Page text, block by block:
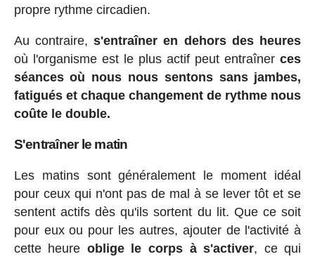
propre rythme circadien.
Au contraire,s'entraîner en dehors des heures
où l'organisme est le plus actif peut entraînerces
séances où nous nous sentons sans jambes,
fatigués et chaque changement de rythme nous
coûte le double.
S'entraîner le matin
Les matins sont généralement le moment idéal
pour ceux qui n'ont pas de mal à se lever tôt et se
sentent actifs dès qu'ils sortent du lit. Que ce soit
pour eux ou pour les autres, ajouter de l'activité à
cette heure oblige le corps à s'activer, ce qui